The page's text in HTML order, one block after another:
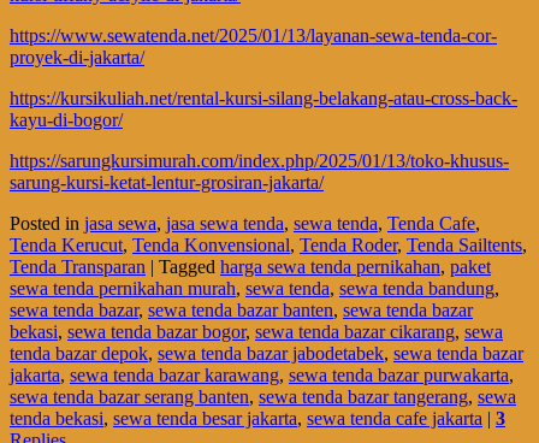
https://www.sewatenda.net/2025/01/13/layanan-sewa-tenda-cor-
proyek-di-jakarta/
https://kursikuliah.net/rental-kursi-silang-belakang-atau-cross-back-
kayu-di-bogor/
https://sarungkursimurah.com/index.php/2025/01/13/toko-khusus-
sarung-kursi-ketat-lentur-grosiran-jakarta/
Posted in jasa sewa, jasa sewa tenda, sewa tenda, Tenda Cafe,
Tenda Kerucut, Tenda Konvensional, Tenda Roder, Tenda Sailtents,
Tenda Transparan | Tagged harga sewa tenda pernikahan, paket
sewa tenda pernikahan murah, sewa tenda, sewa tenda bandung,
sewa tenda bazar, sewa tenda bazar banten, sewa tenda bazar
bekasi, sewa tenda bazar bogor, sewa tenda bazar cikarang, sewa
tenda bazar depok, sewa tenda bazar jabodetabek, sewa tenda bazar
jakarta, sewa tenda bazar karawang, sewa tenda bazar purwakarta,
sewa tenda bazar serang banten, sewa tenda bazar tangerang, sewa
tenda bekasi, sewa tenda besar jakarta, sewa tenda cafe jakarta | 3